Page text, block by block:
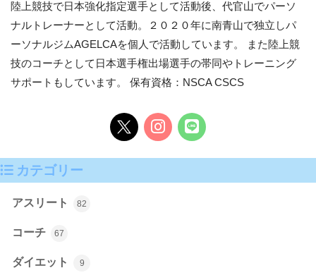
陸上競技で日本強化指定選手として活動後、代官山でパーソ
ナルトレーナーとして活動。２０２０年に南青山で独立しパ
ーソナルジムAGELCAを個人で活動しています。 また陸上競
技のコーチとして日本選手権出場選手の帯同やトレーニング
サポートもしています。 保有資格：NSCA CSCS
カテゴリー
アスリート 82
コーチ 67
ダイエット 9